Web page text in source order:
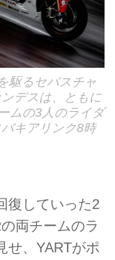
駆るセバスチャ
デスは、ともに
ムの3人のライダ
キアリンク8時
復していった2
両チームのラ
せ、YARTがポ